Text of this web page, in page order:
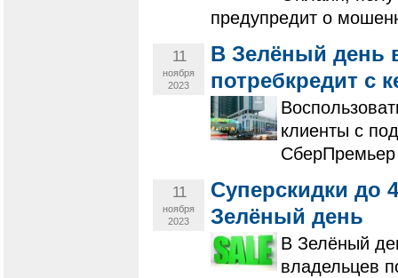
предупредит о
11
ноября
2023
В Зелёный день
потребкредит с
клиенты с
СберПремьер
11
ноября
2023
Суперскидки до
Зелёный день
В Зелёный
владельцев